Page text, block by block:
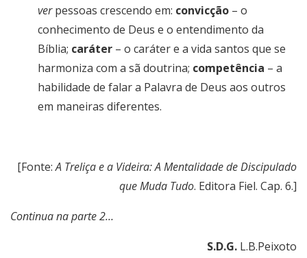
verpessoas crescendo em: convicção – o
conhecimento de Deus e o entendimento da
Bíblia; caráter – o caráter e a vida santos que se
harmoniza com a sã doutrina; competência – a
habilidade de falar a Palavra de Deus aos outros
em maneiras diferentes.
[Fonte:A Treliça e a Videira: A Mentalidade de Discipulado
que Muda Tudo. Editora Fiel. Cap. 6.]
Continua na parte 2…
S.D.G. L.B.Peixoto